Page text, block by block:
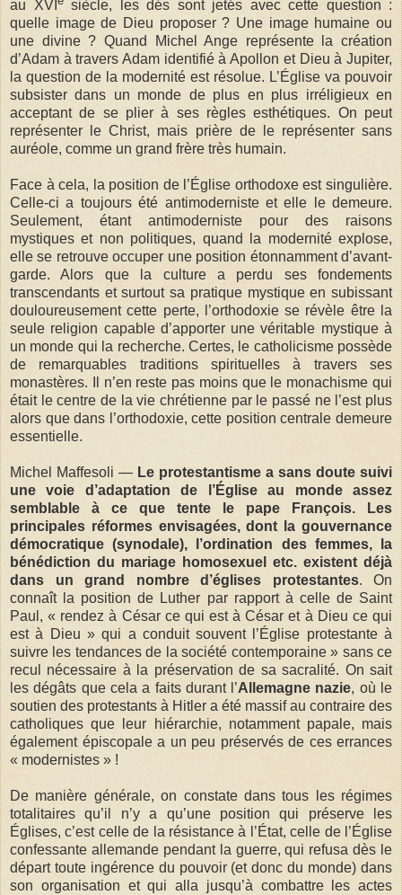
au XVI
siècle, les dés sont jetés avec cette question :
quelle image de Dieu proposer ? Une image humaine ou
une divine ? Quand Michel Ange représente la création
d’Adam à travers Adam identifié à Apollon et Dieu à Jupiter,
la question de la modernité est résolue. L’Église va pouvoir
subsister dans un monde de plus en plus irréligieux en
acceptant de se plier à ses règles esthétiques. On peut
représenter le Christ, mais prière de le représenter sans
auréole, comme un grand frère très humain.
Face à cela, la position de l’Église orthodoxe est singulière.
Celle-ci a toujours été antimoderniste et elle le demeure.
Seulement, étant antimoderniste pour des raisons
mystiques et non politiques, quand la modernité explose,
elle se retrouve occuper une position étonnamment d’avant-
garde. Alors que la culture a perdu ses fondements
transcendants et surtout sa pratique mystique en subissant
douloureusement cette perte, l’orthodoxie se révèle être la
seule religion capable d’apporter une véritable mystique à
un monde qui la recherche. Certes, le catholicisme possède
de remarquables traditions spirituelles à travers ses
monastères. Il n’en reste pas moins que le monachisme qui
était le centre de la vie chrétienne par le passé ne l’est plus
alors que dans l’orthodoxie, cette position centrale demeure
essentielle.
Michel Maffesoli — Le protestantisme a sans doute suivi
une voie d’adaptation de l’Église au monde assez
semblable à ce que tente le pape François. Les
principales réformes envisagées, dont la gouvernance
démocratique (synodale), l’ordination des femmes, la
bénédiction du mariage homosexuel etc. existent déjà
dans un grand nombre d’églises protestantes. On
connaît la position de Luther par rapport à celle de Saint
Paul, « rendez à César ce qui est à César et à Dieu ce qui
est à Dieu » qui a conduit souvent l’Église protestante à
suivre les tendances de la société contemporaine » sans ce
recul nécessaire à la préservation de sa sacralité. On sait
les dégâts que cela a faits durant l’Allemagne nazie, où le
soutien des protestants à Hitler a été massif au contraire des
catholiques que leur hiérarchie, notamment papale, mais
également épiscopale a un peu préservés de ces errances
« modernistes » !
De manière générale, on constate dans tous les régimes
totalitaires qu’il n’y a qu’une position qui préserve les
Églises, c’est celle de la résistance à l’État, celle de l’Église
confessante allemande pendant la guerre, qui refusa dès le
départ toute ingérence du pouvoir (et donc du monde) dans
son organisation et qui alla jusqu’à combattre les actes